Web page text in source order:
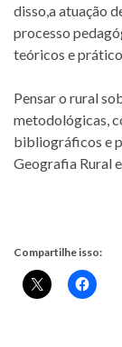
disso,a atuação
processo
teóricos e
Pensar o rural
metodológicas,
bibliográficos e
Geografia Rural
Compartilhe isso: